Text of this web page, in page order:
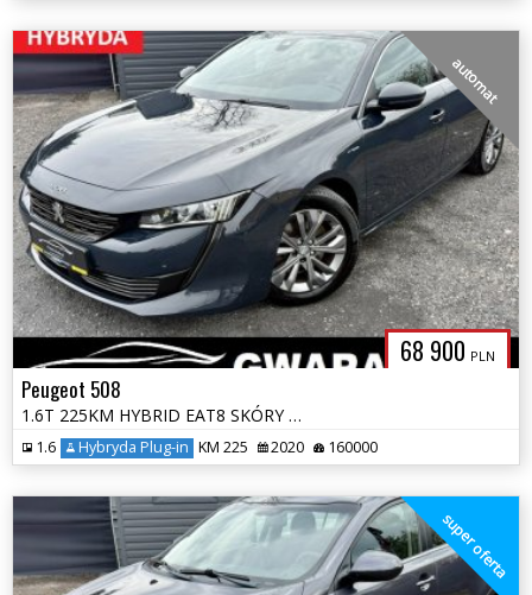
68 900 PLN
automat
Peugeot 508
1.6T 225KM HYBRID EAT8 SKÓRY ALU KLIMATRONIC KAMERY 360 NAVI BLIS KEYF
1.6 Hybryda Plug-in KM 225 2020 160000
super oferta